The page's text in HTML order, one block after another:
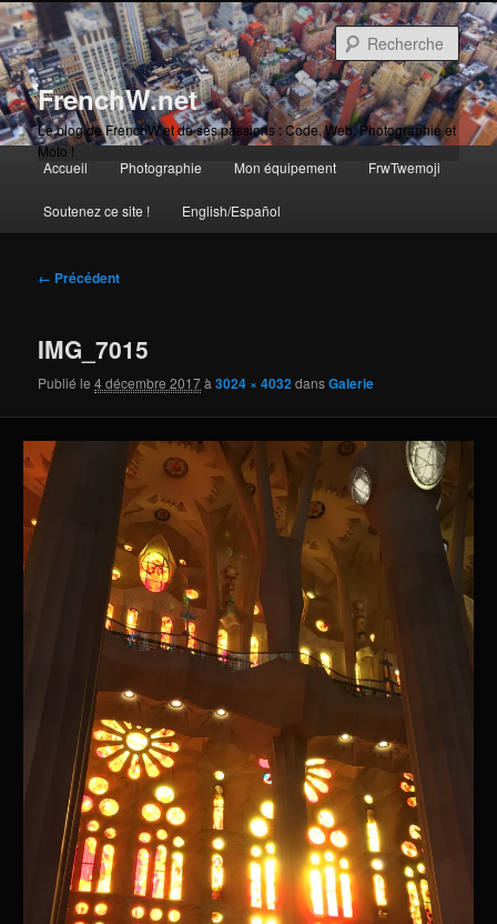
Aller
au
contenu
principalFrenchW.net
Le blog de FrenchW et de ses passions : Code, Web, Photographie et
Moto !
principal
Aller
au
Accueil Photographie Mon équipement FrwTwemoji
Soutenez ce site ! English/Español
Navigation
← Précédent
IMG_7015
Publié le4 décembre 2017à3024 × 4032dansGalerie